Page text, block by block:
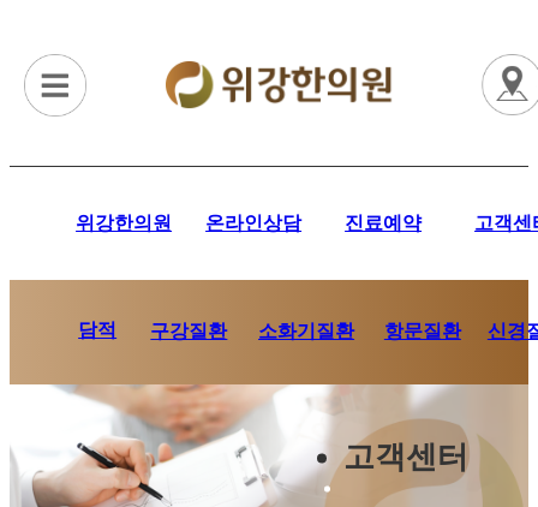
위강한의원 온라인상담 진료예약 고객센
담적 구강질환 소화기질환 항문질환 신경
고객센터